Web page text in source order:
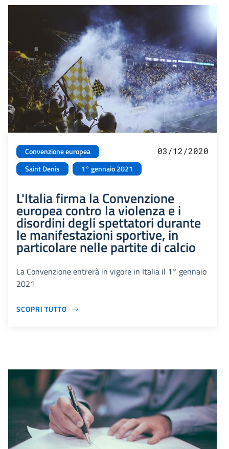
Convenzione europea
Saint Denis
1° gennaio 2021
03/12/2020
L'Italia firma la Convenzione
europea contro la violenza e i
disordini degli spettatori durante
le manifestazioni sportive, in
particolare nelle partite di calcio
La Convenzione entrerà in vigore in Italia il 1° gennaio
2021
SCOPRI TUTTO